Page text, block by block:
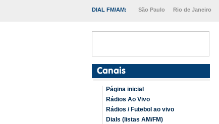
DIAL FM/AM: São Paulo Rio de Janeiro
Página inicial
Rádios Ao Vivo
Rádios / Futebol ao vivo
Dials (listas AM/FM)